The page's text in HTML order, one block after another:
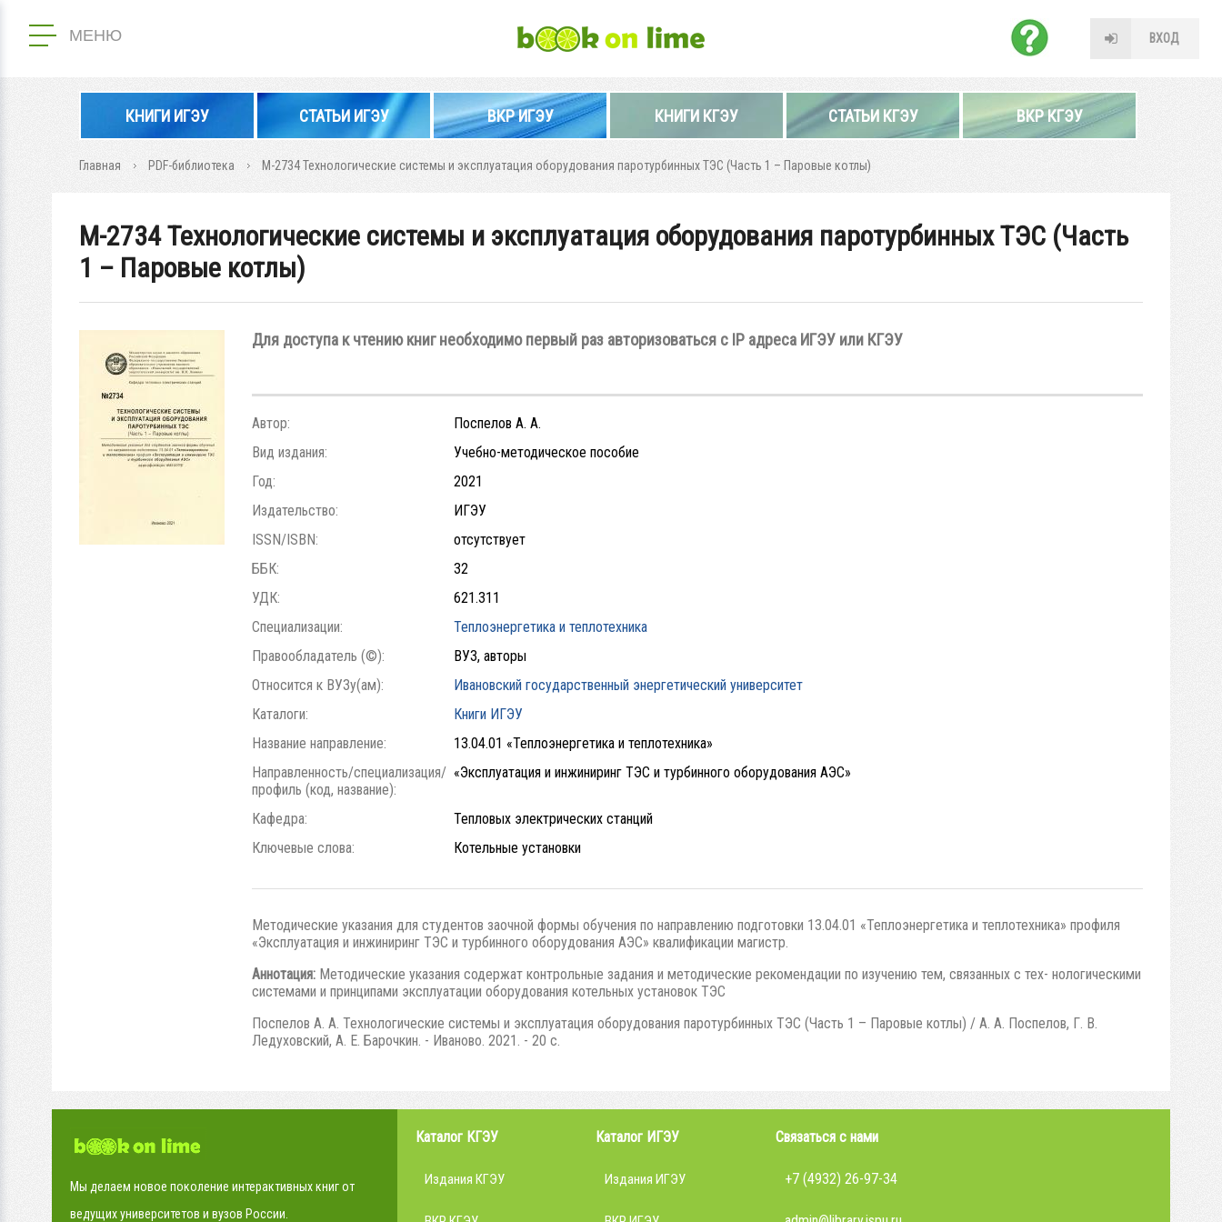
МЕНЮ ВХОД
КНИГИ ИГЭУ СТАТЬИ ИГЭУ ВКР ИГЭУ КНИГИ КГЭУ СТАТЬИ КГЭУ ВКР КГЭУ
Главная PDF-библиотека М-2734 Технологические системы и эксплуатация оборудования паротурбинных ТЭС (Часть 1 – Паровые котлы)
М-2734 Технологические системы и эксплуатация оборудования паротурбинных ТЭС (Часть
1 – Паровые котлы)
Для доступа к чтению книг необходимо первый раз авторизоваться с IP адреса ИГЭУ или КГЭУ
Автор:
Поспелов А. А.
Вид издания:
Учебно-методическое пособие
Год:
2021
Издательство:
ИГЭУ
ISSN/ISBN:
отсутствует
ББК:
32
УДК:
621.311
Специализации:
Теплоэнергетика и теплотехника
Правообладатель (©):
ВУЗ, авторы
Относится к ВУЗу(ам):
Ивановский государственный энергетический университет
Каталоги:
Книги ИГЭУ
Название направление:
13.04.01 «Теплоэнергетика и теплотехника»
Направленность/специализация/
профиль (код, название):
«Эксплуатация и инжиниринг ТЭС и турбинного оборудования АЭС»
Кафедра:
Тепловых электрических станций
Ключевые слова:
Котельные установки
Методические указания для студентов заочной формы обучения по направлению подготовки 13.04.01 «Теплоэнергетика и теплотехника» профиля
«Эксплуатация и инжиниринг ТЭС и турбинного оборудования АЭС» квалификации магистр.
Аннотация: Методические указания содержат контрольные задания и методические рекомендации по изучению тем, связанных с тех- нологическими
системами и принципами эксплуатации оборудования котельных установок ТЭС
Поспелов А. А. Технологические системы и эксплуатация оборудования паротурбинных ТЭС (Часть 1 – Паровые котлы) / А. А. Поспелов, Г. В.
Ледуховский, А. Е. Барочкин. - Иваново. 2021. - 20 с.
Мы делаем новое поколение интерактивных книг от
ведущих университетов и вузов России.
Каталог КГЭУ
Издания КГЭУ
Каталог ИГЭУ
Издания ИГЭУ
Связаться с нами
+7 (4932) 26-97-34